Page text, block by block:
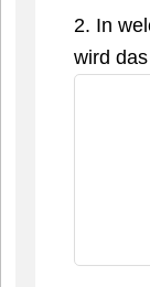
2. In
wird